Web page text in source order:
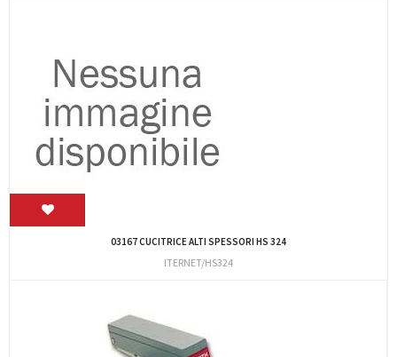
03167 CUCITRICE ALTI SPESSORI HS 324
ITERNET/HS324